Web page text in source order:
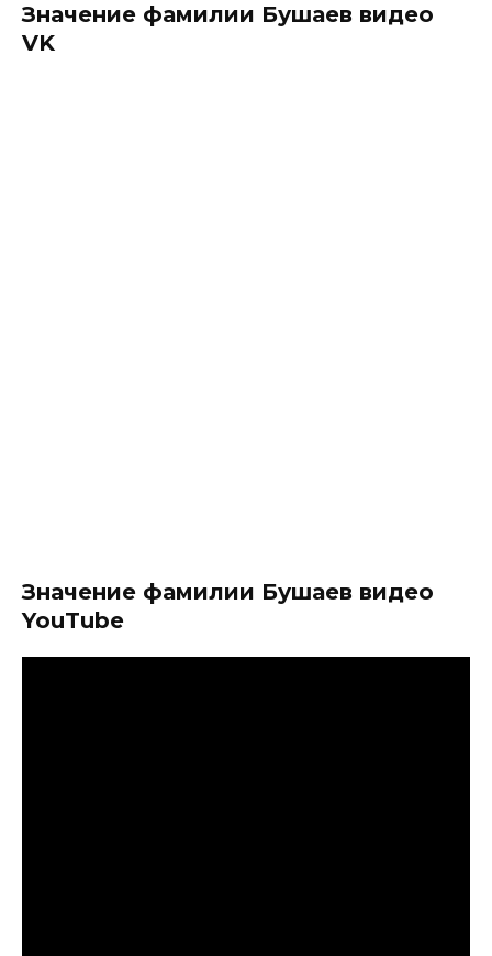
Значение фамилии Бушаев видео
VK
Значение фамилии Бушаев видео
YouTube